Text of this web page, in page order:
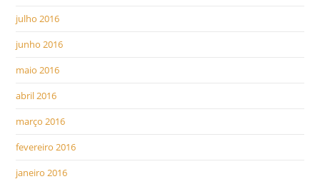
julho 2016
junho 2016
maio 2016
abril 2016
março 2016
fevereiro 2016
janeiro 2016